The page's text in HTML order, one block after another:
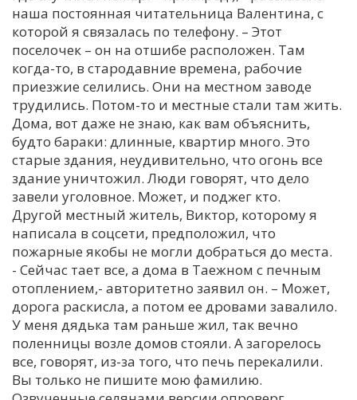
наша постоянная читательница Валентина, с
которой я связалась по телефону. – Этот
поселочек – он на отшибе расположен. Там
когда-то, в стародавние времена, рабочие
приезжие селились. Они на местном заводе
трудились. Потом-то и местные стали там жить.
Дома, вот даже не знаю, как вам объяснить,
будто бараки: длинные, квартир много. Это
старые здания, неудивительно, что огонь все
здание уничтожил. Люди говорят, что дело
завели уголовное. Может, и поджег кто.
Другой местный житель, Виктор, которому я
написала в соцсети, предположил, что
пожарные якобы не могли добраться до места.
- Сейчас тает все, а дома в Таежном с печным
отоплением,- авторитетно заявил он. – Может,
дорога раскисла, а потом ее дровами завалило.
У меня дядька там раньше жил, так вечно
поленницы возле домов стояли. А загорелось
все, говорят, из-за того, что печь перекалили.
Вы только не пишите мою фамилию.